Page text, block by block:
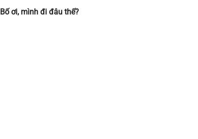
Bố ơi, mình đi đâu thế?